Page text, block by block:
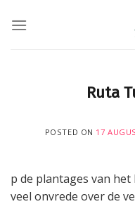
Ruta
POSTED ON 17
p de plantages van
veel onvrede over de